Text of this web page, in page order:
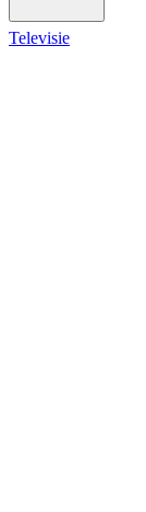
Televisie